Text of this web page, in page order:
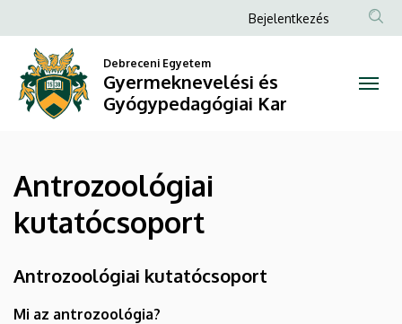
kutatócsoport
Gyermeknevelési
Gyógypedagógiai
Kar
a
tartalomra
Anonim
fiók
menüje
Bejelentkezés
Debreceni Egyetem
Gyermeknevelési és
Gyógypedagógiai Kar
Antrozoológiai
kutatócsoport
Antrozoológiai kutatócsoport
Mi az antrozoológia?